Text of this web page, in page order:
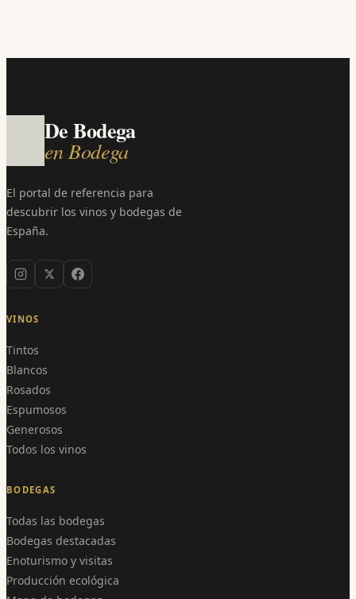
De Bodega
en Bodega
El portal de referencia para
descubrir los vinos y bodegas de
España.
VINOS
Tintos
Blancos
Rosados
Espumosos
Generosos
Todos los vinos
BODEGAS
Todas las bodegas
Bodegas destacadas
Enoturismo y visitas
Producción ecológica